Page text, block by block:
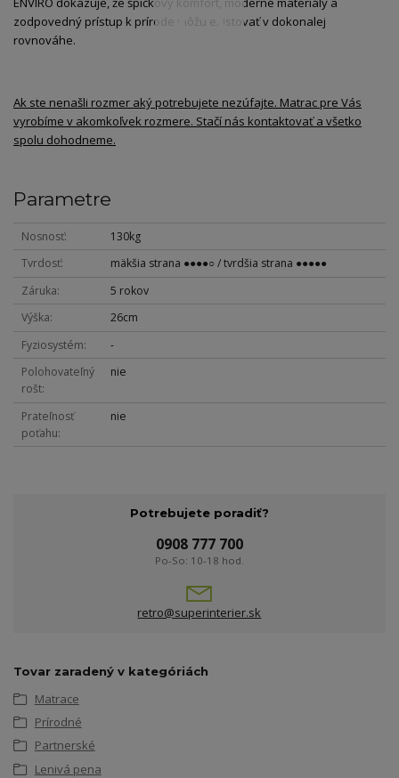
zodpovedný prístup k prírode môžu existovať v dokonalej
rovnováhe.
Ak ste nenašli rozmer aký potrebujete nezúfajte. Matrac pre Vás
vyrobíme v akomkoľvek rozmere. Stačí nás kontaktovať a všetko
spolu dohodneme.
Parametre
Nosnosť
130kg
Tvrdosť
mäkšia strana ●●●●○ / tvrdšia strana ●●●●●
Záruka
5 rokov
Výška
26cm
Fyziosystém
-
Polohovateľný
rošt
nie
Prateľnosť
poťahu
nie
Potrebujete poradiť?
0908 777 700
Po-So: 10-18 hod.
retro@superinterier.sk
Tovar zaradený v kategóriách
Matrace
Prírodné
Partnerské
Lenivá pena